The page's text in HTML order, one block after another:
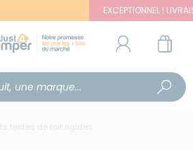
EXCEPTIONNEL ! LIVRAISON
tentes de toit rigides